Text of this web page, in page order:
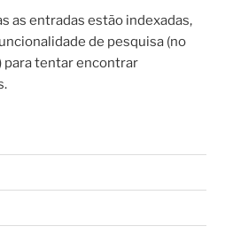
as entradas estão indexadas,
de pesquisa (no
tentar encontrar